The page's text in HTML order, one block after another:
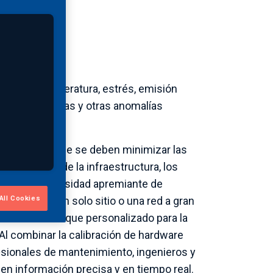
temperatura, estrés, emisión
grietas y otras anomalías
donde se deben minimizar las
de la infraestructura, los
una necesidad apremiante de
supervisa un solo sitio o una red a gran
un enfoque personalizado para la
combinar la calibración de hardware
de mantenimiento, ingenieros y
información precisa y en tiempo real.
Cookies